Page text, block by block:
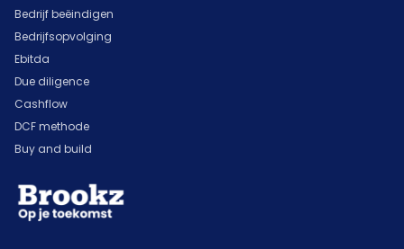
Bedrijf beëindigen
Bedrijfsopvolging
Ebitda
Due diligence
Cashflow
DCF methode
Buy and build